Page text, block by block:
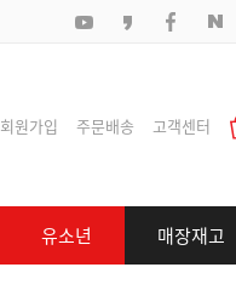
회원가입 주문배송 고객센터
유소년 매장재고